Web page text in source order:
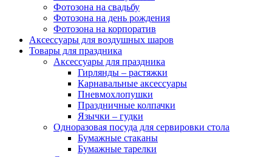
Фотозона на свадьбу
Фотозона на день рождения
Фотозона на корпоратив
Аксессуары для воздушных шаров
Товары для праздника
Аксессуары для праздника
Гирлянды – растяжки
Карнавальные аксессуары
Пневмохлопушки
Праздничные колпачки
Язычки – гудки
Одноразовая посуда для сервировки стола
Бумажные стаканы
Бумажные тарелки